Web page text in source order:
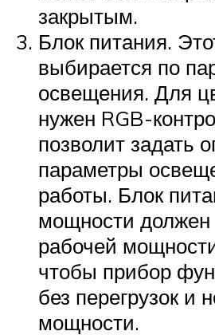
закрытым.
Блок питания.
выбирается по
освещения. Для
нужен RGB-
позволит задать
параметры
работы. Блок
мощности
рабочей
чтобы прибор
без перегрузок и
мощности.